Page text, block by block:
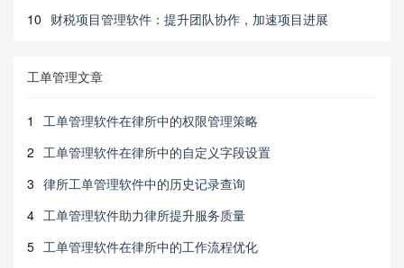
10 财税项目管理软件：提升团队协作，加速项目进展
工单管理文章
1
工单管理软件在律所中的权限管理策略
2 工单管理软件在律所中的自定义字段设置
3 律所工单管理软件中的历史记录查询
4 工单管理软件助力律所提升服务质量
5 工单管理软件在律所中的工作流程优化